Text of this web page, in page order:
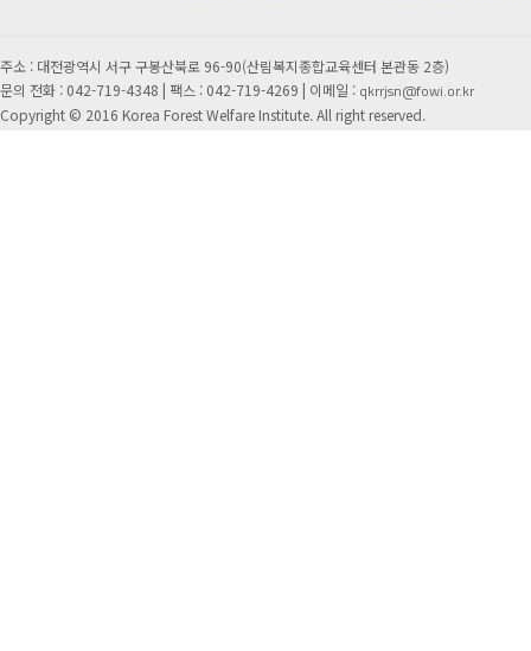
주소 : 대전광역시 서구 구봉산북로 96-90(산림복지종합교육센터 본관동 2층)
문의 전화 : 042-719-4348 | 팩스 : 042-719-4269 | 이메일 : qkrrjsn@fowi.or.kr
Copyright © 2016 Korea Forest Welfare Institute. All right reserved.